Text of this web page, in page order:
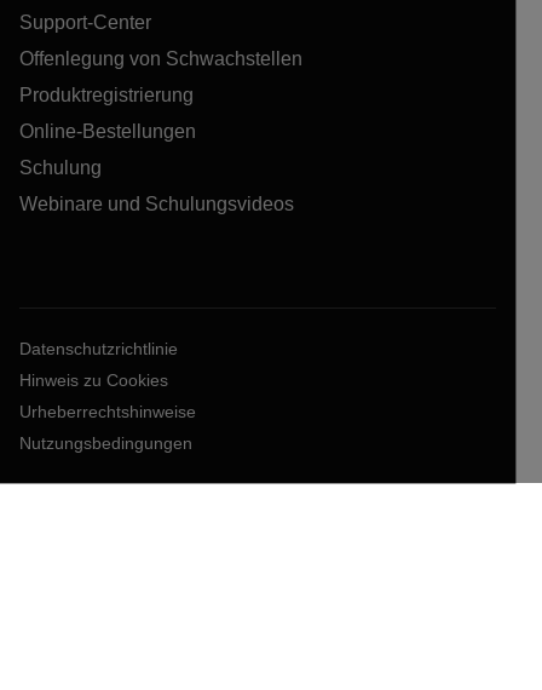
Support-Center
Offenlegung von Schwachstellen
Produktregistrierung
Online-Bestellungen
Schulung
Webinare und Schulungsvideos
Datenschutzrichtlinie
Hinweis zu Cookies
Urheberrechtshinweise
Nutzungsbedingungen